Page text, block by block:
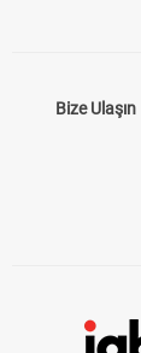
Bize Ulaşın